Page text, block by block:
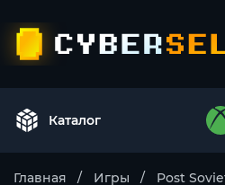
Каталог
Главная Игры Post